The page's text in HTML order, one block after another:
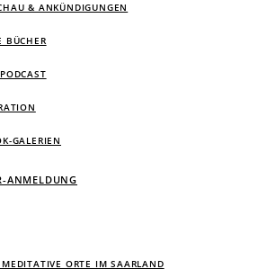
& ANKÜNDIGUNGEN
BÜCHER
GALERIEN
ANMELDUNG
ORTE IM SAARLAND